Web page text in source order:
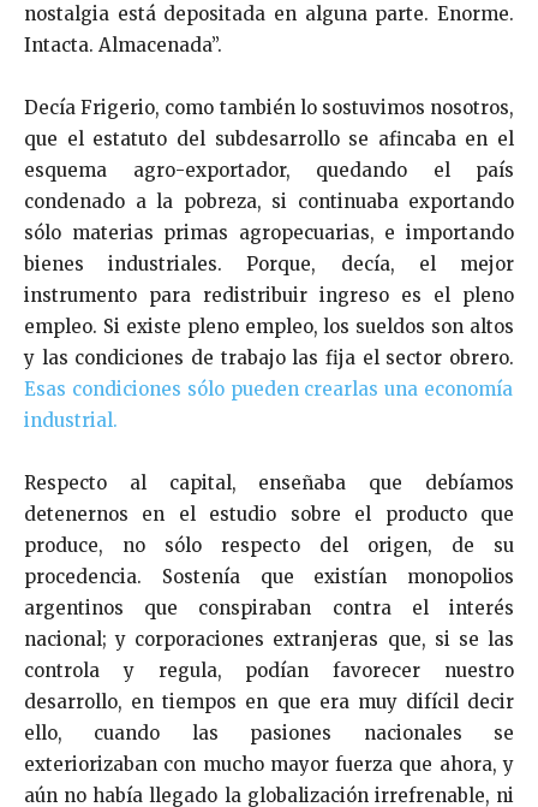
nostalgia está depositada en alguna parte. Enorme.
Intacta. Almacenada”.
Decía Frigerio, como también lo sostuvimos nosotros,
que el estatuto del subdesarrollo se afincaba en el
esquema agro-exportador, quedando el país
condenado a la pobreza, si continuaba exportando
sólo materias primas agropecuarias, e importando
bienes industriales. Porque, decía, el mejor
instrumento para redistribuir ingreso es el pleno
empleo. Si existe pleno empleo, los sueldos son altos
y las condiciones de trabajo las fija el sector obrero.
Esas condiciones sólo pueden crearlas una economía
industrial.
Respecto al capital, enseñaba que debíamos
detenernos en el estudio sobre el producto que
produce, no sólo respecto del origen, de su
procedencia. Sostenía que existían monopolios
argentinos que conspiraban contra el interés
nacional; y corporaciones extranjeras que, si se las
controla y regula, podían favorecer nuestro
desarrollo, en tiempos en que era muy difícil decir
ello, cuando las pasiones nacionales se
exteriorizaban con mucho mayor fuerza que ahora, y
aún no había llegado la globalización irrefrenable, ni